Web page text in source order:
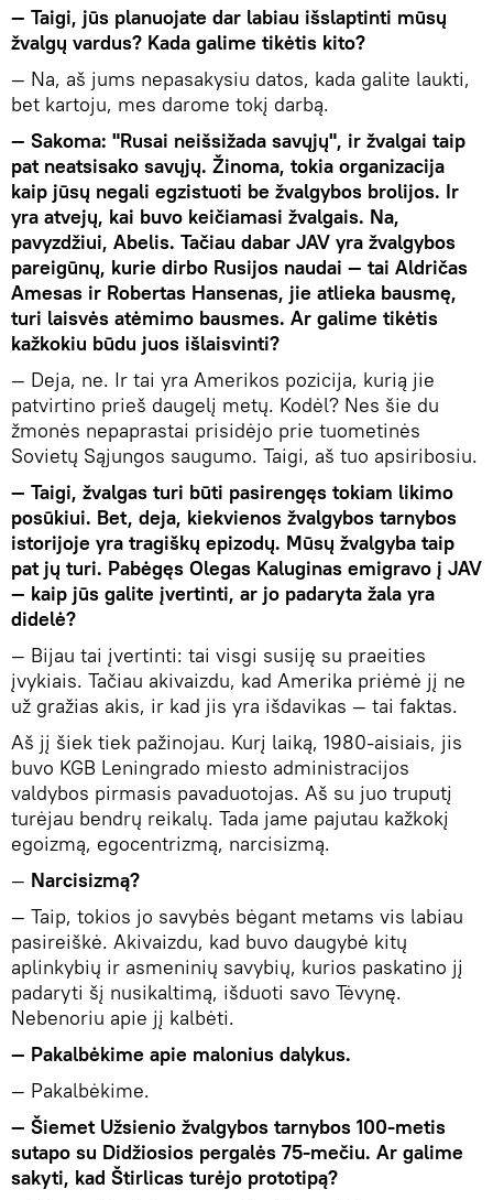
— Taigi, jūs planuojate dar labiau išslaptinti mūsų
žvalgų vardus? Kada galime tikėtis kito?
— Na, aš jums nepasakysiu datos, kada galite laukti,
bet kartoju, mes darome tokį darbą.
— Sakoma: "Rusai neišsižada savųjų", ir žvalgai taip
pat neatsisako savųjų. Žinoma, tokia organizacija
kaip jūsų negali egzistuoti be žvalgybos brolijos. Ir
yra atvejų, kai buvo keičiamasi žvalgais. Na,
pavyzdžiui, Abelis. Tačiau dabar JAV yra žvalgybos
pareigūnų, kurie dirbo Rusijos naudai — tai Aldričas
Amesas ir Robertas Hansenas, jie atlieka bausmę,
turi laisvės atėmimo bausmes. Ar galime tikėtis
kažkokiu būdu juos išlaisvinti?
— Deja, ne. Ir tai yra Amerikos pozicija, kurią jie
patvirtino prieš daugelį metų. Kodėl? Nes šie du
žmonės nepaprastai prisidėjo prie tuometinės
Sovietų Sąjungos saugumo. Taigi, aš tuo apsiribosiu.
— Taigi, žvalgas turi būti pasirengęs tokiam likimo
posūkiui. Bet, deja, kiekvienos žvalgybos tarnybos
istorijoje yra tragiškų epizodų. Mūsų žvalgyba taip
pat jų turi. Pabėgęs Olegas Kaluginas emigravo į JAV
— kaip jūs galite įvertinti, ar jo padaryta žala yra
didelė?
— Bijau tai įvertinti: tai visgi susiję su praeities
įvykiais. Tačiau akivaizdu, kad Amerika priėmė jį ne
už gražias akis, ir kad jis yra išdavikas — tai faktas.
Aš jį šiek tiek pažinojau. Kurį laiką, 1980-aisiais, jis
buvo KGB Leningrado miesto administracijos
valdybos pirmasis pavaduotojas. Aš su juo truputį
turėjau bendrų reikalų. Tada jame pajutau kažkokį
egoizmą, egocentrizmą, narcisizmą.
— Narcisizmą?
— Taip, tokios jo savybės bėgant metams vis labiau
pasireiškė. Akivaizdu, kad buvo daugybė kitų
aplinkybių ir asmeninių savybių, kurios paskatino jį
padaryti šį nusikaltimą, išduoti savo Tėvynę.
Nebenoriu apie jį kalbėti.
— Pakalbėkime apie malonius dalykus.
— Pakalbėkime.
— Šiemet Užsienio žvalgybos tarnybos 100-metis
sutapo su Didžiosios pergalės 75-mečiu. Ar galime
sakyti, kad Štirlicas turėjo prototipą?